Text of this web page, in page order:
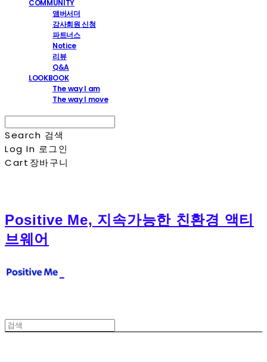
COMMUNITY
앰버서더
강사회원 신청
파트너스
Notice
리뷰
Q&A
LOOKBOOK
The way I am
The way I move
Search 검색
Log In 로그인
Cart 장바구니
Positive Me, 지속가능한 친환경 액티
브웨어